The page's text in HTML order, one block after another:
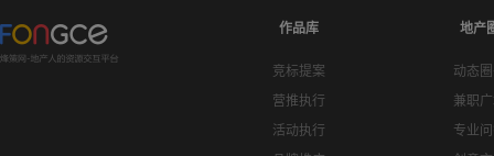
作品库
竞标提案
营推执行
活动执行
地产
动态
兼职
专业